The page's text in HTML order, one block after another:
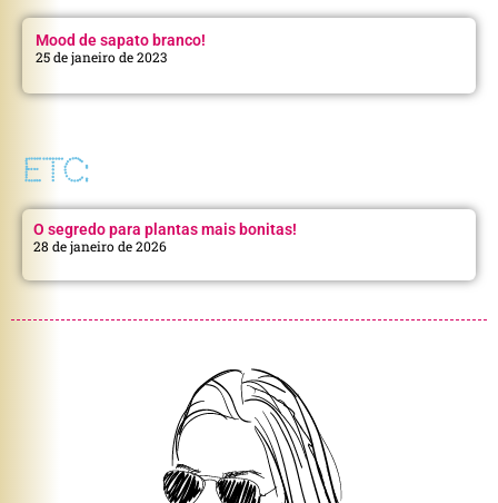
Mood de sapato branco!
25 de janeiro de 2023
ETC:
O segredo para plantas mais bonitas!
28 de janeiro de 2026